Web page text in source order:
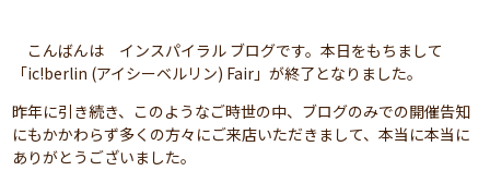
こんばんは インスパイラル ブログです。本日をもちまして
「ic!berlin (アイシーベルリン) Fair」が終了となりました。
昨年に引き続き、このようなご時世の中、ブログのみでの開催告知
にもかかわらず多くの方々にご来店いただきまして、本当に本当に
ありがとうございました。